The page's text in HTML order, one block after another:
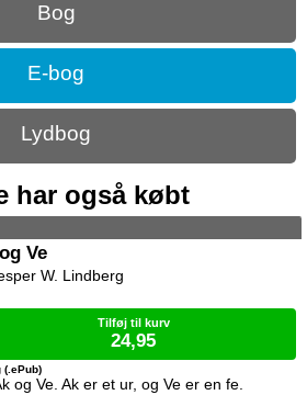
Bog
E-bog
Lydbog
har også købt
Ve
og Ve. Ak er et ur, og Ve er en fe.
(.ePub)
W. Lindberg
Tilføj til kurv
24,95